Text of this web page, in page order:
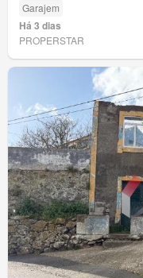
Garajem
Há 3 dias
PROPERSTAR